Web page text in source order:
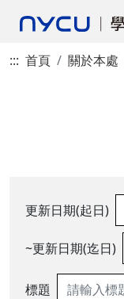
::: 首頁 關於本處
更新日期(起日)
~更新日期(迄日)
標題